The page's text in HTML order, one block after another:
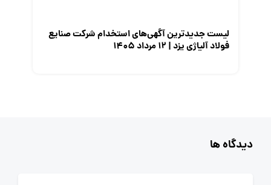
لیست جدیدترین آگهی‌های استخدام شرکت صنایع
فولاد آلیاژی یزد | ۱۲ مرداد ۱۴۰۵
دیدگاه ها